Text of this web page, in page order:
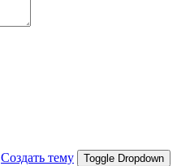
Создать тему Toggle Dropdown